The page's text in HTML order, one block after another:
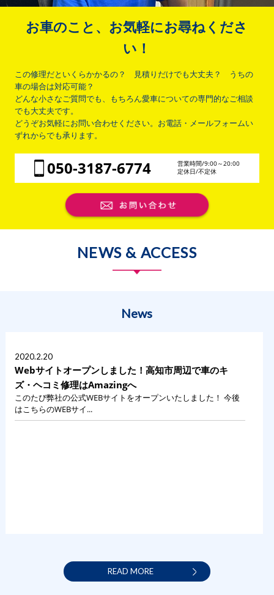
お車のこと、お気軽にお尋ねくださ
い！
この修理だといくらかかるの？ 見積りだけでも大丈夫？ うちの
車の場合は対応可能？
どんな小さなご質問でも、もちろん愛車についての専門的なご相談
でも大丈夫です。
どうぞお気軽にお問い合わせください。お電話・メールフォームい
ずれからでも承ります。
050-3187-6774
営業時間/9:00～20:00
定休日/不定休
NEWS & ACCESS
News
2020.2.20
Webサイトオープンしました！高知市周辺で車のキ
ズ・ヘコミ修理はAmazingへ
このたび弊社の公式WEBサイトをオープンいたしました！ 今後
はこちらのWEBサイ...
READ MORE